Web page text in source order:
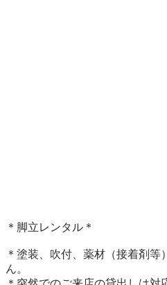
＊脚立レンタル＊
＊塗装、吹付、薬材（接着剤
ん。